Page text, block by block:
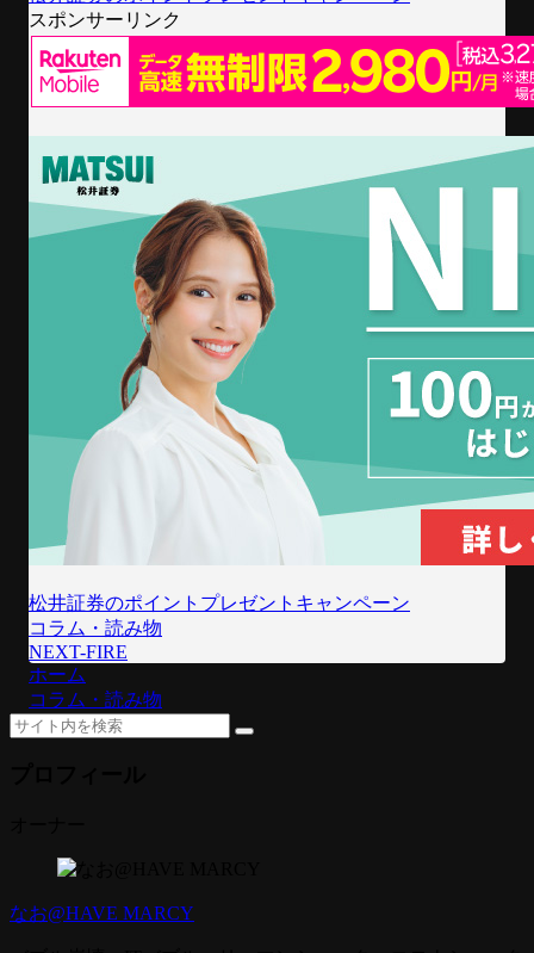
スポンサーリンク
松井証券のポイントプレゼントキャンペーン
コラム・読み物
NEXT-FIRE
ホーム
コラム・読み物
なお@HAVE MARCY